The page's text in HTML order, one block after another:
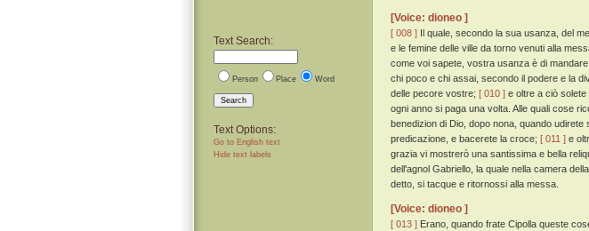
Text Search:
Person Place Word
Search
Text Options:
Go to English text
Hide text labels
[Voice: dioneo ]
[ 008 ] Il quale, secondo la sua usanza, del
e le femine delle ville da torno venuti alla
come voi sapete, vostra usanza è di
chi poco e chi assai, secondo il podere e la
delle pecore vostre; [ 010 ] e oltre a ciò
ogni anno si paga una volta. Alle quali cose
benedizion di Dio, dopo nona, quando
predicazione, e bacerete la croce; [ 011 ] e
grazia vi mostrerò una santissima e bella
dell'agnol Gabriello, la quale nella camera
detto, si tacque e ritornossi alla messa.
[Voice: dioneo ]
[ 013 ] Erano, quando frate Cipolla queste